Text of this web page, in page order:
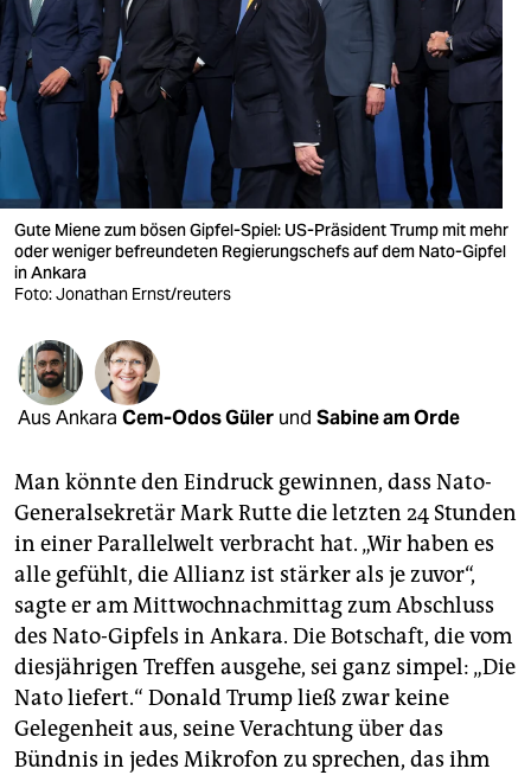
nord
wahrheit
verlag
verlag
veranstaltungen
shop
fragen & hilfe
unterstützen
abo
epaper login
Gute Miene zum bösen Gipfel-Spiel: US-Präsident Trump mit mehr
oder weniger befreundeten Regierungschefs auf dem Nato-Gipfel
in Ankara
Foto: Jonathan Ernst/reuters
Aus Ankara Cem-Odos Güler und Sabine am Orde
Man könnte den Eindruck gewinnen, dass Nato-
Generalsekretär Mark Rutte die letzten 24 Stunden
in einer Parallelwelt verbracht hat. „Wir haben es
alle gefühlt, die Allianz ist stärker als je zuvor“,
sagte er am Mittwochnachmittag zum Abschluss
des Nato-Gipfels in Ankara. Die Botschaft, die vom
diesjährigen Treffen ausgehe, sei ganz simpel: „Die
Nato liefert.“ Donald Trump ließ zwar keine
Gelegenheit aus, seine Verachtung über das
Bündnis in jedes Mikrofon zu sprechen, das ihm